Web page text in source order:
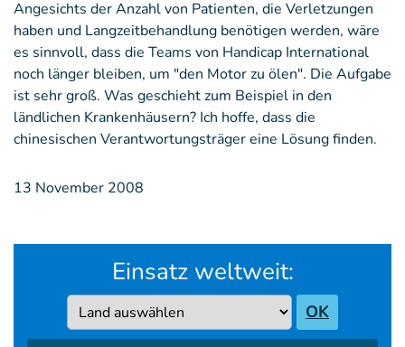
Angesichts der Anzahl von Patienten, die Verletzungen
haben und Langzeitbehandlung benötigen werden, wäre
es sinnvoll, dass die Teams von Handicap International
noch länger bleiben, um "den Motor zu ölen". Die Aufgabe
ist sehr groß. Was geschieht zum Beispiel in den
ländlichen Krankenhäusern? Ich hoffe, dass die
chinesischen Verantwortungsträger eine Lösung finden.
13 November 2008
Einsatz weltweit:
Country OK